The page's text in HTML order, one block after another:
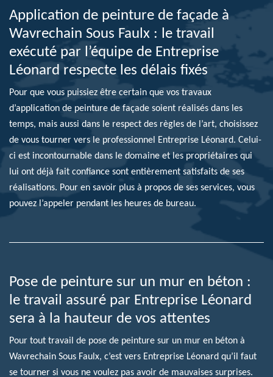
Application de peinture de façade à
Wavrechain Sous Faulx : le travail
exécuté par l’équipe de Entreprise
Léonard respecte les délais fixés
Pour que vous puissiez être certain que vos travaux
d’application de peinture de façade soient réalisés dans les
temps, mais aussi dans le respect des règles de l’art, choisissez
de vous tourner vers le professionnel Entreprise Léonard. Celui-
ci est incontournable dans le domaine et les propriétaires qui
lui ont déjà fait confiance sont entièrement satisfaits de ses
réalisations. Pour en savoir plus à propos de ses services, vous
pouvez l’appeler pendant les heures de bureau.
Pose de peinture sur un mur en béton :
le travail assuré par Entreprise Léonard
sera à la hauteur de vos attentes
Pour tout travail de pose de peinture sur un mur en béton à
Wavrechain Sous Faulx, c’est vers Entreprise Léonard qu’il faut
se tourner si vous ne voulez pas avoir de mauvaises surprises.